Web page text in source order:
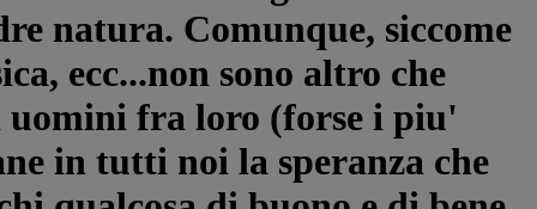
natura. Comunque, siccome
ecc...non sono altro che
uomini fra loro (forse i piu'
in tutti noi la speranza che